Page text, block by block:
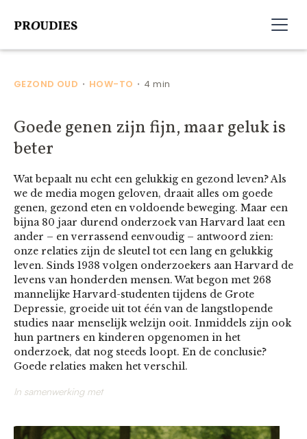
GEZOND OUD • HOW-TO • 4 min
Goede genen zijn fijn, maar geluk is
beter
Wat bepaalt nu echt een gelukkig en gezond leven? Als
we de media mogen geloven, draait alles om goede
genen, gezond eten en voldoende beweging. Maar een
bijna 80 jaar durend onderzoek van Harvard laat een
ander – en verrassend eenvoudig – antwoord zien:
onze relaties zijn de sleutel tot een lang en gelukkig
leven. Sinds 1938 volgen onderzoekers aan Harvard de
levens van honderden mensen. Wat begon met 268
mannelijke Harvard-studenten tijdens de Grote
Depressie, groeide uit tot één van de langstlopende
studies naar menselijk welzijn ooit. Inmiddels zijn ook
hun partners en kinderen opgenomen in het
onderzoek, dat nog steeds loopt. En de conclusie?
Goede relaties maken het verschil.
In samenwerking met